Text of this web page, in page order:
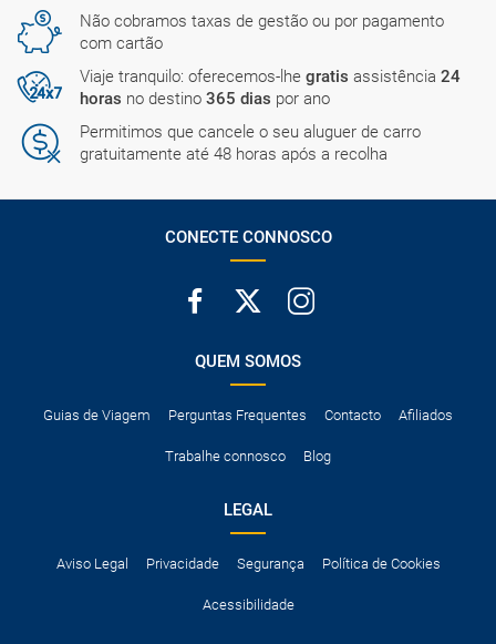
Não cobramos taxas de gestão ou por pagamento
com cartão
Viaje tranquilo: oferecemos-lhe gratis assistência 24
horas no destino 365 dias por ano
Permitimos que cancele o seu aluguer de carro
gratuitamente até 48 horas após a recolha
CONECTE CONNOSCO
QUEM SOMOS
Guias de Viagem Perguntas Frequentes Contacto Afiliados
Trabalhe connosco Blog
LEGAL
Aviso Legal Privacidade Segurança Política de Cookies
Acessibilidade